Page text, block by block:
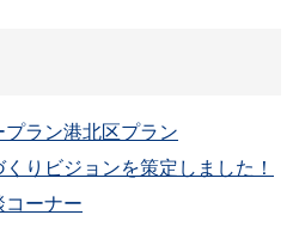
ラン港北区プラン
りビジョンを策定しました！
コーナー